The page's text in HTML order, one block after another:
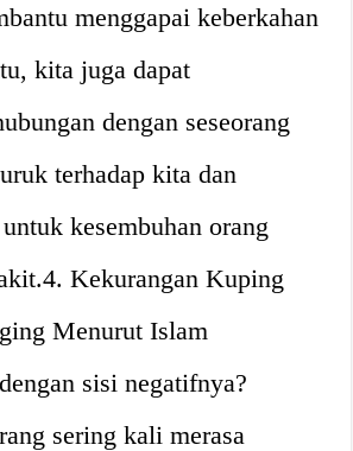
menggapai keberkahan
kita juga dapat
dengan seseorang
terhadap kita dan
kesembuhan orang
Kekurangan Kuping
Menurut Islam
sisi negatifnya?
sering kali merasa